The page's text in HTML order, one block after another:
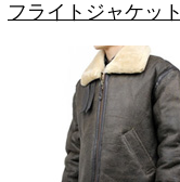
フライトジャケット